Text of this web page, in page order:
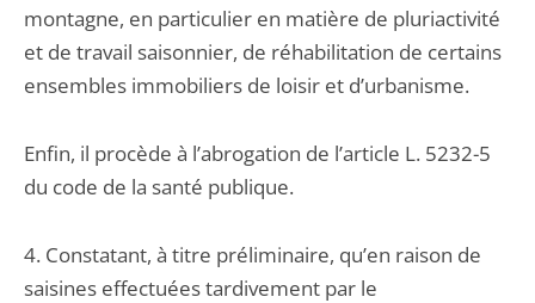
montagne, en particulier en matière de pluriactivité
et de travail saisonnier, de réhabilitation de certains
ensembles immobiliers de loisir et d’urbanisme.
Enfin, il procède à l’abrogation de l’article L. 5232-5
du code de la santé publique.
4. Constatant, à titre préliminaire, qu’en raison de
saisines effectuées tardivement par le